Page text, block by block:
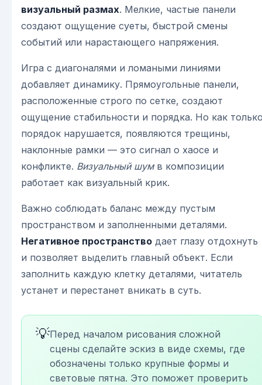
визуальный размах. Мелкие, частые панели
создают ощущение суеты, быстрой смены
событий или нарастающего напряжения.
Игра с диагоналями и ломаными линиями
добавляет динамику. Прямоугольные панели,
расположенные строго по сетке, создают
ощущение стабильности и порядка. Но как
порядок нарушается, появляются трещины,
наклонные рамки — это сигнал о хаосе и
конфликте. Визуальный шумв композиции
работает как визуальный крик.
Важно соблюдать баланс между пустым
пространством и заполненными деталями.
Негативное пространство дает глазу отдохнуть
и позволяет выделить главный объект. Если
заполнить каждую клетку деталями, читатель
устанет и перестанет вникать в суть.
💡Перед началом рисования сложной
сцены сделайте эскиз в виде схемы, где
обозначены только крупные формы и
световые пятна. Это поможет проверить